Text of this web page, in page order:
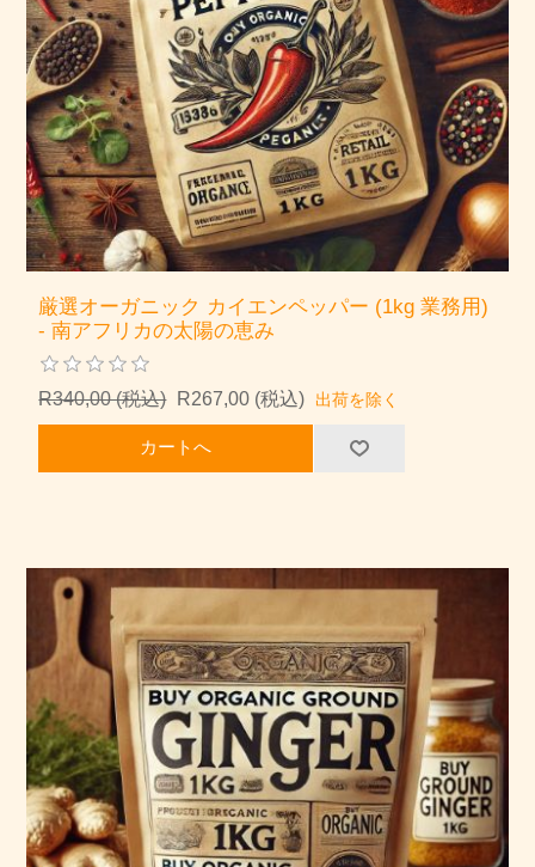
厳選オーガニック カイエンペッパー (1kg 業務用)
- 南アフリカの太陽の恵み
R340,00 (税込) R267,00 (税込) 出荷を除く
カートへ